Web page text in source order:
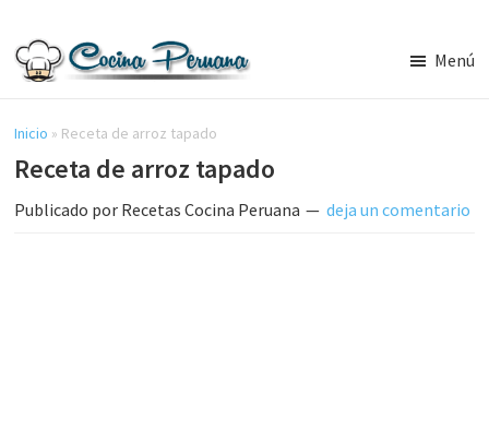
contenido
lateral
principal
Cocina
Peruana,
Recetas
de
Comida
Menú
Inicio » Receta de arroz tapado
Receta de arroz tapado
Publicado por Recetas Cocina Peruana deja un comentario